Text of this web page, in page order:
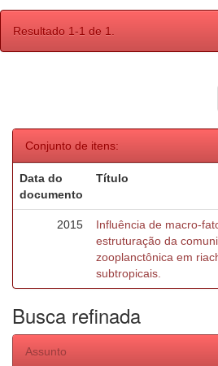
Resultado 1-1 de 1.
Conjunto de itens:
Data do
documento
Título
2015
Influência de macro-
estruturação da
zooplanctônica em
subtropicais.
Busca refinada
Assunto